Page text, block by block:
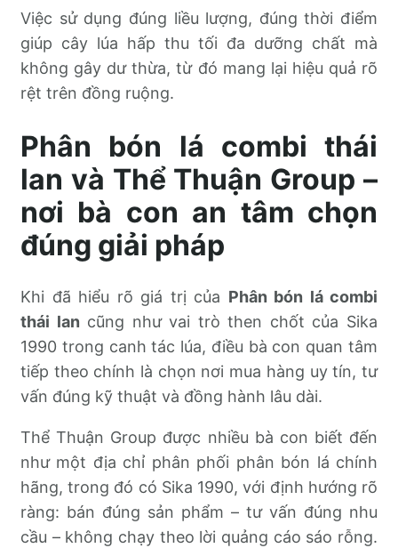
Việc sử dụng đúng liều lượng, đúng thời điểm
giúp cây lúa hấp thu tối đa dưỡng chất mà
không gây dư thừa, từ đó mang lại hiệu quả rõ
rệt trên đồng ruộng.
Phân bón lá combi thái
lan và Thể Thuận Group –
nơi bà con an tâm chọn
đúng giải pháp
Khi đã hiểu rõ giá trị của Phân bón lá combi
thái lan cũng như vai trò then chốt của Sika
1990 trong canh tác lúa, điều bà con quan tâm
tiếp theo chính là chọn nơi mua hàng uy tín, tư
vấn đúng kỹ thuật và đồng hành lâu dài.
Thể Thuận Group được nhiều bà con biết đến
như một địa chỉ phân phối phân bón lá chính
hãng, trong đó có Sika 1990, với định hướng rõ
ràng: bán đúng sản phẩm – tư vấn đúng nhu
cầu – không chạy theo lời quảng cáo sáo rỗng.